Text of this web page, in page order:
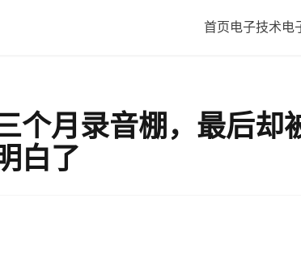
首页 电子技术电
个月录音棚，最后却
白了